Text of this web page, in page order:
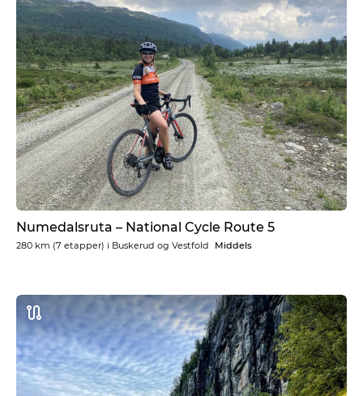
Numedalsruta – National Cycle Route 5
280 km (7 etapper) i Buskerud og Vestfold Middels